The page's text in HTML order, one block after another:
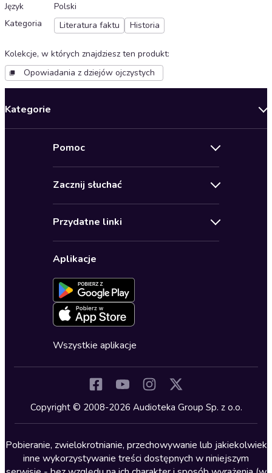
Język
Polski
Kategoria
Literatura faktu Historia
Kolekcje, w których znajdziesz ten produkt:
Opowiadania z dziejów ojczystych
Kategorie
Biznes, marketing, ekonomia
Dla młodzieży
Kryminały
Lektury szkolne
Literatura anglojęzyczna
Literatura faktu
Pomoc
Pomoc
Ustawienia prywatności
Formularz zgłaszania nielegalnych treści
Deklaracja dostępności
Zacznij słuchać
Karnety
Oferta dla firm i bibliotek
Przydatne linki
Dołącz do newslettera
Blog
Zapowiedzi
Cykle audiobooków
Aplikacje
Wszystkie aplikacje
Copyright © 2008-2026 Audioteka Group Sp. z o.o.
Pobieranie, zwielokrotnianie, przechowywanie lub jakiekolwiek
inne wykorzystywanie treści dostępnych w niniejszym